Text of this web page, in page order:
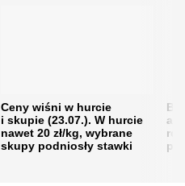
Ceny wiśni w hurcie
i skupie (23.07.). W hurcie
nawet 20 zł/kg, wybrane
skupy podniosły stawki